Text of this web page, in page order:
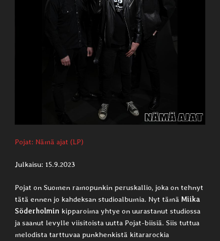
Pojat: Nämä ajat (LP)
Julkaisu: 15.9.2023
Pojat on Suomen ramopunkin peruskallio, joka on tehnyt
tätä ennen jo kahdeksan studioalbumia. Nyt tämä Miika
Söderholmin kipparoima yhtye on uurastanut studiossa
ja saanut levylle viisitoista uutta Pojat-biisiä. Siis tuttua
melodista tarttuvaa punkhenkistä kitararockia